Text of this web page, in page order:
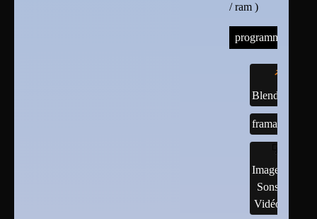
/ ram )
programmes
Blender
framasoft
Images,
Sons,
Vidéos